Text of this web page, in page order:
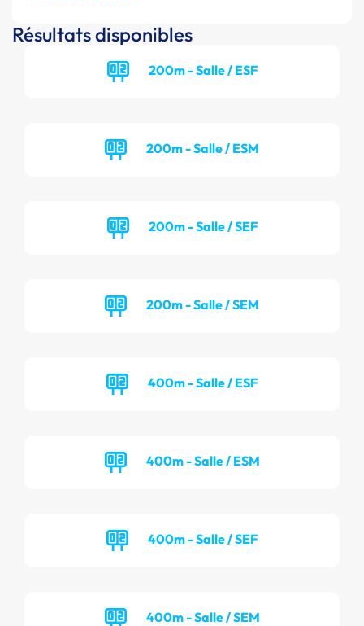
Résultats disponibles
200m - Salle / ESF
200m - Salle / ESM
200m - Salle / SEF
200m - Salle / SEM
400m - Salle / ESF
400m - Salle / ESM
400m - Salle / SEF
400m - Salle / SEM